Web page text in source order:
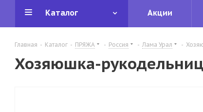
Каталог Акции
Главная - Каталог - ПРЯЖА - Россия - Лама Урал -
Хозяюшка-